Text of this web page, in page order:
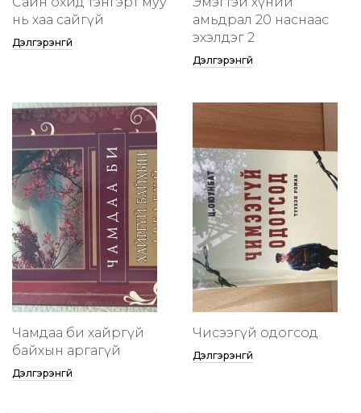
нь хаа сайгүй
Дэлгэрэнгүй
амьдрал 20 наснаас
эхэлдэг 2
Дэлгэрэнгүй
Чамдаа би хайргүй
байхын аргагүй
Дэлгэрэнгүй
Чисээгүй одогсод
Дэлгэрэнгүй